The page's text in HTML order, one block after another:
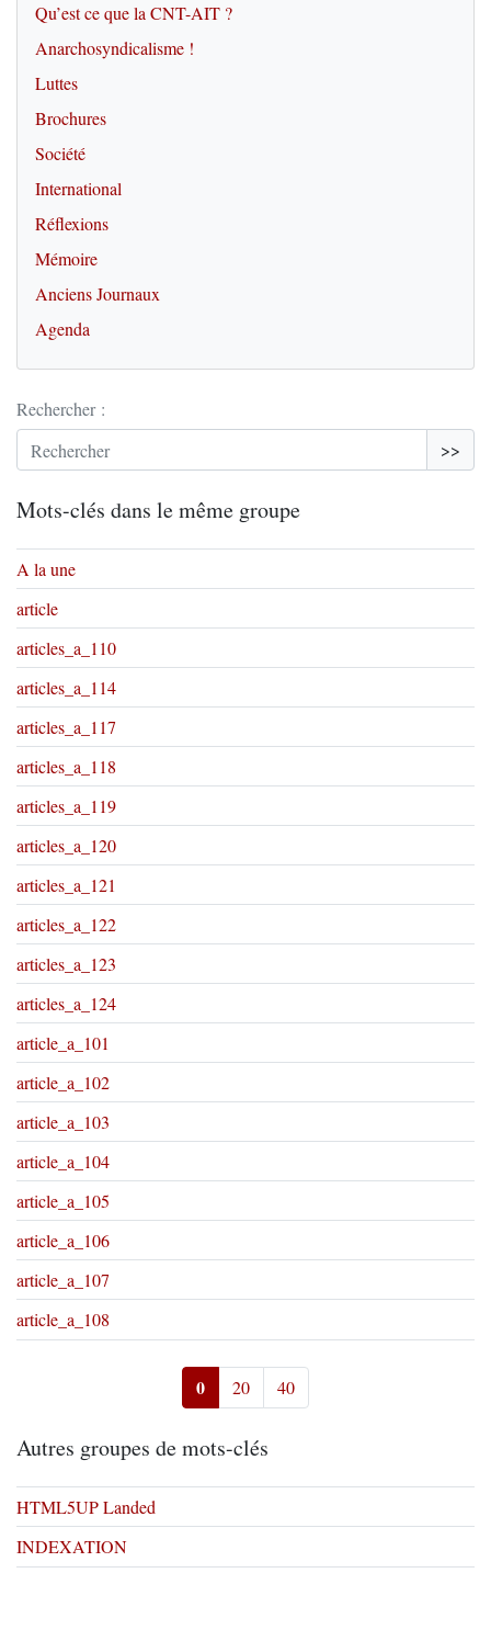
Qu’est ce que la CNT-AIT ?
Anarchosyndicalisme !
Luttes
Brochures
Société
International
Réflexions
Mémoire
Anciens Journaux
Agenda
Rechercher :
>>
Mots-clés dans le même groupe
A la une
article
articles_a_110
articles_a_114
articles_a_117
articles_a_118
articles_a_119
articles_a_120
articles_a_121
articles_a_122
articles_a_123
articles_a_124
article_a_101
article_a_102
article_a_103
article_a_104
article_a_105
article_a_106
article_a_107
article_a_108
0 20 40
Autres groupes de mots-clés
HTML5UP Landed
INDEXATION